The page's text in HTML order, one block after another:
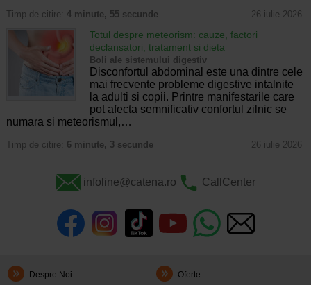
Timp de citire: 4 minute, 55 secunde 26 iulie 2026
Totul despre meteorism: cauze, factori
declansatori, tratament si dieta
Boli ale sistemului digestiv
Disconfortul abdominal este una dintre cele
mai frecvente probleme digestive intalnite
la adulti si copii. Printre manifestarile care
pot afecta semnificativ confortul zilnic se
numara si meteorismul,…
Timp de citire: 6 minute, 3 secunde 26 iulie 2026
infoline@catena.ro CallCenter
Despre Noi Oferte